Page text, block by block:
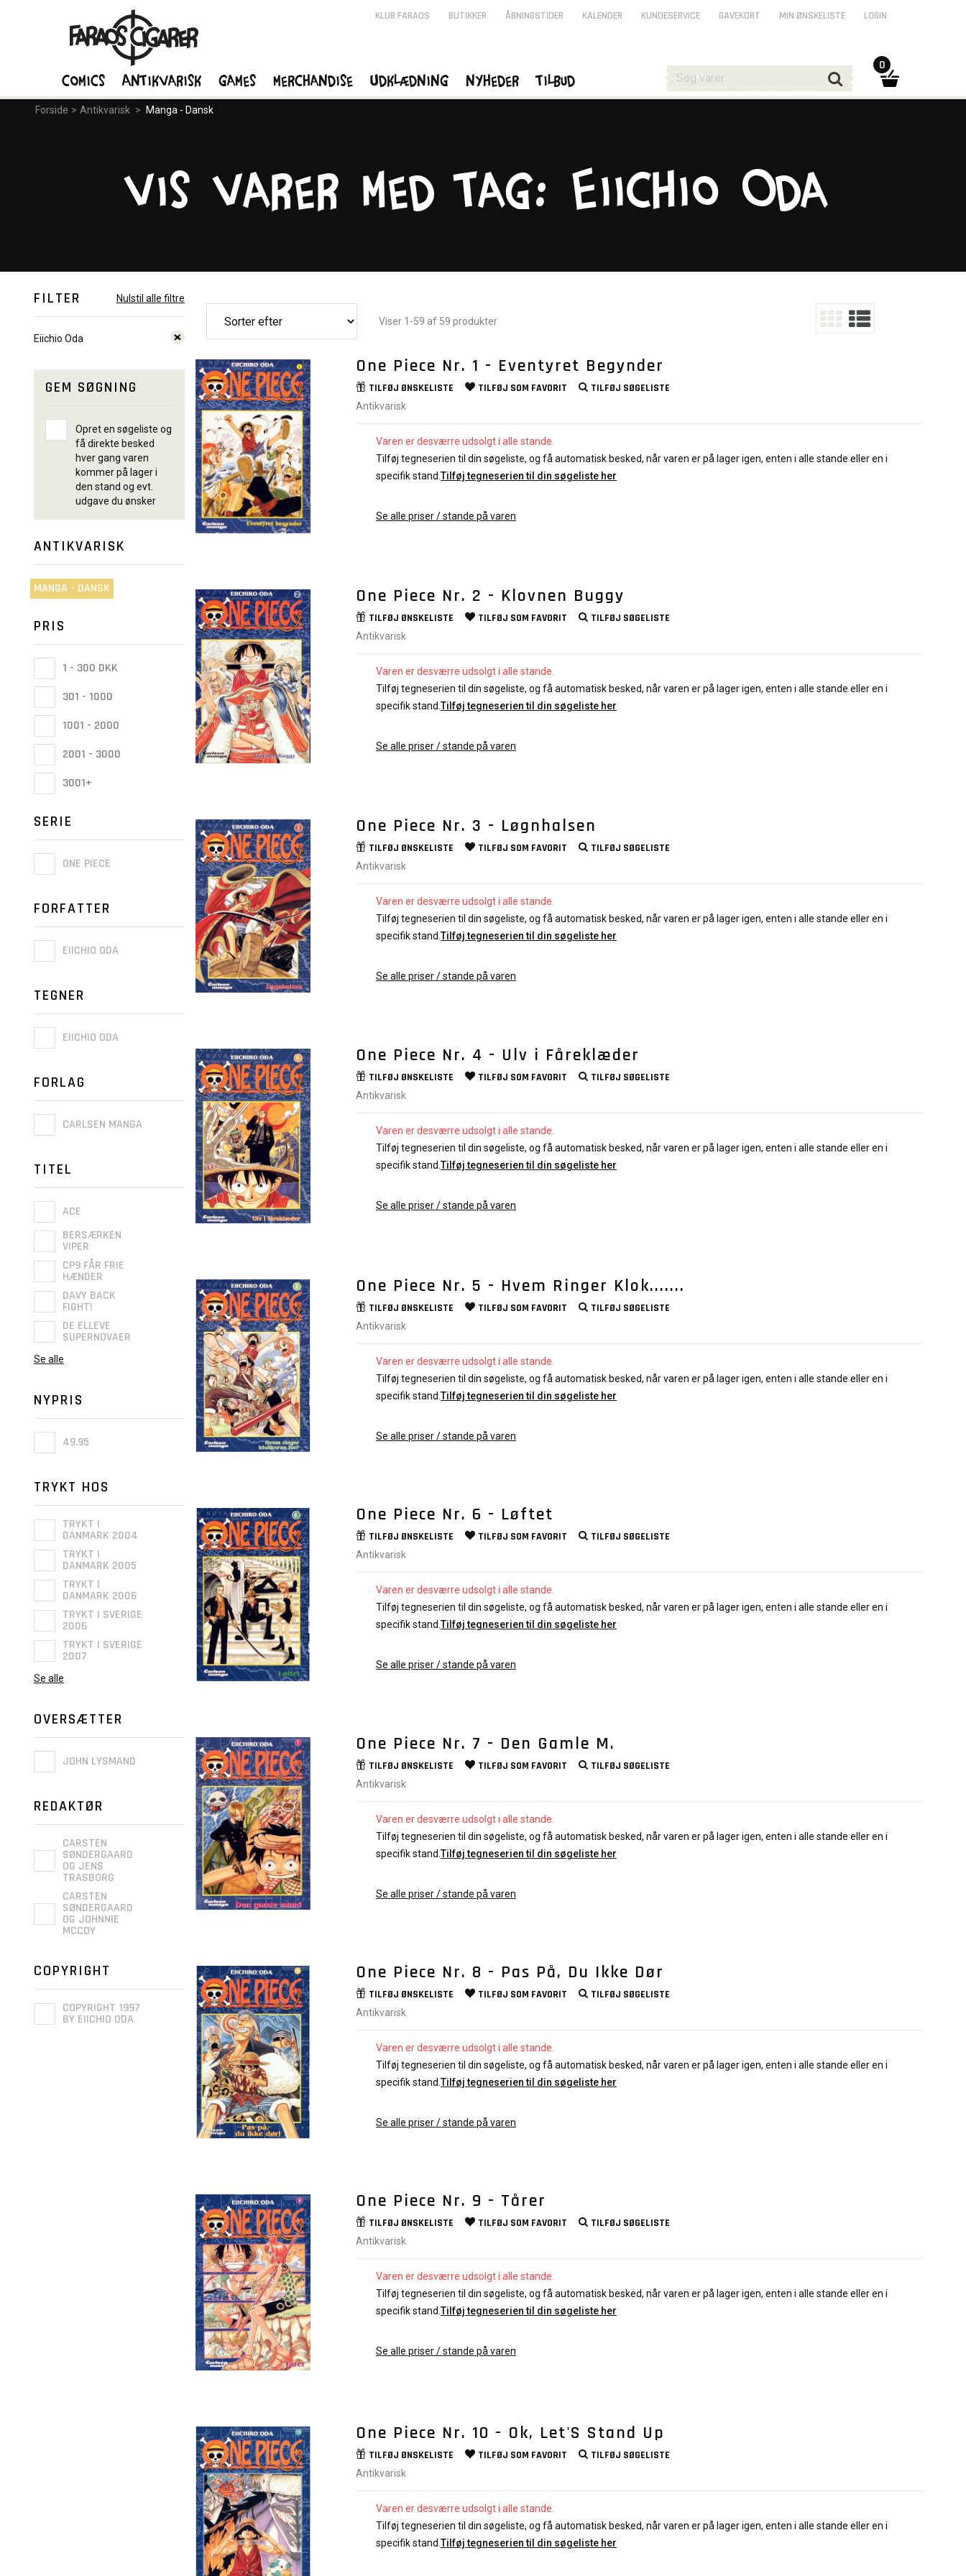
Forside > Antikvarisk > Manga - Dansk
Vis varer med tag: Eiichio Oda
FILTER Nulstil alle filtre
Eiichio Oda
GEM SØGNING
Opret en søgeliste og
få direkte besked
hver gang varen
kommer på lager i
den stand og evt.
udgave du ønsker
ANTIKVARISK
MANGA - DANSK
PRIS
1 - 300 DKK
301 - 1000
1001 - 2000
2001 - 3000
3001+
SERIE
ONE PIECE
FORFATTER
EIICHIO ODA
TEGNER
EIICHIO ODA
FORLAG
CARLSEN MANGA
TITEL
ACE
BERSÆRKEN
VIPER
CP9 FÅR FRIE
HÆNDER
DAVY BACK
FIGHT!
DE ELLEVE
SUPERNOVAER
Se alle
NYPRIS
49.95
TRYKT HOS
TRYKT I
DANMARK 2004
TRYKT I
DANMARK 2005
TRYKT I
DANMARK 2006
TRYKT I SVERIGE
2006
TRYKT I SVERIGE
2007
Se alle
OVERSÆTTER
JOHN LYSMAND
REDAKTØR
CARSTEN
SØNDERGAARD
OG JENS
TRASBORG
CARSTEN
SØNDERGAARD
OG JOHNNIE
MCCOY
COPYRIGHT
COPYRIGHT 1997
BY EIICHIO ODA
Viser 1-59 af 59 produkter
One Piece Nr. 1 - Eventyret Begynder
TILFØJ ØNSKELISTE TILFØJ SOM FAVORIT TILFØJ SØGELISTE
Antikvarisk
Varen er desværre udsolgt i alle stande.
Tilføj tegneserien til din søgeliste, og få automatisk besked, når varen er på lager igen, enten i alle stande eller en i
specifik stand. Tilføj tegneserien til din søgeliste her
Se alle priser / stande på varen
One Piece Nr. 2 - Klovnen Buggy
TILFØJ ØNSKELISTE TILFØJ SOM FAVORIT TILFØJ SØGELISTE
Antikvarisk
Varen er desværre udsolgt i alle stande.
Tilføj tegneserien til din søgeliste, og få automatisk besked, når varen er på lager igen, enten i alle stande eller en i
specifik stand.Tilføj tegneserien til din søgeliste her
Se alle priser / stande på varen
One Piece Nr. 3 - Løgnhalsen
TILFØJ ØNSKELISTE TILFØJ SOM FAVORIT TILFØJ SØGELISTE
Antikvarisk
Varen er desværre udsolgt i alle stande.
Tilføj tegneserien til din søgeliste, og få automatisk besked, når varen er på lager igen, enten i alle stande eller en i
specifik stand. Tilføj tegneserien til din søgeliste her
Se alle priser / stande på varen
One Piece Nr. 4 - Ulv i Fåreklæder
TILFØJ ØNSKELISTE TILFØJ SOM FAVORIT TILFØJ SØGELISTE
Antikvarisk
Varen er desværre udsolgt i alle stande.
Tilføj tegneserien til din søgeliste, og få automatisk besked, når varen er på lager igen, enten i alle stande eller en i
specifik stand. Tilføj tegneserien til din søgeliste her
Se alle priser / stande på varen
One Piece Nr. 5 - Hvem Ringer Klok.......
TILFØJ ØNSKELISTE TILFØJ SOM FAVORIT TILFØJ SØGELISTE
Antikvarisk
Varen er desværre udsolgt i alle stande.
Tilføj tegneserien til din søgeliste, og få automatisk besked, når varen er på lager igen, enten i alle stande eller en i
specifik stand.Tilføj tegneserien til din søgeliste her
Se alle priser / stande på varen
One Piece Nr. 6 - Løftet
TILFØJ ØNSKELISTE TILFØJ SOM FAVORIT TILFØJ SØGELISTE
Antikvarisk
Varen er desværre udsolgt i alle stande.
Tilføj tegneserien til din søgeliste, og få automatisk besked, når varen er på lager igen, enten i alle stande eller en i
specifik stand.Tilføj tegneserien til din søgeliste her
Se alle priser / stande på varen
One Piece Nr. 7 - Den Gamle M.
TILFØJ ØNSKELISTE TILFØJ SOM FAVORIT TILFØJ SØGELISTE
Antikvarisk
Varen er desværre udsolgt i alle stande.
Tilføj tegneserien til din søgeliste, og få automatisk besked, når varen er på lager igen, enten i alle stande eller en i
specifik stand. Tilføj tegneserien til din søgeliste her
Se alle priser / stande på varen
One Piece Nr. 8 - Pas På, Du Ikke Dør
TILFØJ ØNSKELISTE TILFØJ SOM FAVORIT TILFØJ SØGELISTE
Antikvarisk
Varen er desværre udsolgt i alle stande.
Tilføj tegneserien til din søgeliste, og få automatisk besked, når varen er på lager igen, enten i alle stande eller en i
specifik stand. Tilføj tegneserien til din søgeliste her
Se alle priser / stande på varen
One Piece Nr. 9 - Tårer
TILFØJ ØNSKELISTE TILFØJ SOM FAVORIT TILFØJ SØGELISTE
Antikvarisk
Varen er desværre udsolgt i alle stande.
Tilføj tegneserien til din søgeliste, og få automatisk besked, når varen er på lager igen, enten i alle stande eller en i
specifik stand. Tilføj tegneserien til din søgeliste her
Se alle priser / stande på varen
One Piece Nr. 10 - Ok, Let'S Stand Up
TILFØJ ØNSKELISTE TILFØJ SOM FAVORIT TILFØJ SØGELISTE
Antikvarisk
Varen er desværre udsolgt i alle stande.
Tilføj tegneserien til din søgeliste, og få automatisk besked, når varen er på lager igen, enten i alle stande eller en i
specifik stand. Tilføj tegneserien til din søgeliste her
KLUB FARAOS BUTIKKER ÅBNINGSTIDER KALENDER KUNDESERVICE GAVEKORT MIN ØNSKELISTE LOGIN
Comics Antikvarisk Games Merchandise Udklædning Nyheder Tilbud
0